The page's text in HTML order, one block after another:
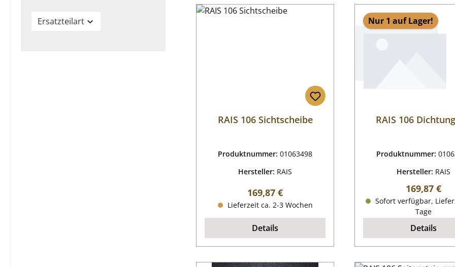
Ersatzteilart
RAIS 106 Sichtscheibe
Produktnummer:01063498
Hersteller: RAIS
Regulärer Preis:
169,87 €
Lieferzeit ca. 2-3 Wochen
Details
Nur 1 auf Lager!
RAIS 106
Produktnummer:
Hersteller: RAIS
Regulärer
169,87 €
Sofort verfügbar,
Tage
Details